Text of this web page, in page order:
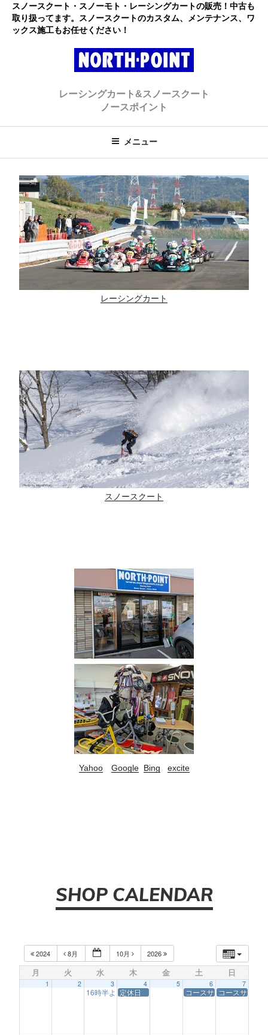
プ
スノースクート・スノーモト・レーシングカートの販売！中古も
取り扱ってます。スノースクートのカスタム、メンテナンス、ワ
ックス施工もお任せください！
ト ノースポイント
レーシングカート&スノースクート
ノースポイント
メニュー
レーシングカート
スノースクート
Yahoo Google Bing excite
SHOP CALENDAR
2024 8月 10月 2026
月 火 水 木 金 土 日
1 2 3
16時半より営業4:30 AM
4
定休日
5 6
コースサービス休業
7
コースサービ